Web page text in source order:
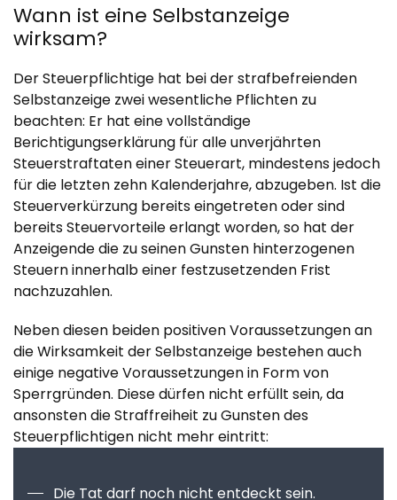
Wann ist eine Selbstanzeige
wirksam?
Der Steuerpflichtige hat bei der strafbefreienden
Selbstanzeige zwei wesentliche Pflichten zu
beachten: Er hat eine vollständige
Berichtigungserklärung für alle unverjährten
Steuerstraftaten einer Steuerart, mindestens jedoch
für die letzten zehn Kalenderjahre, abzugeben. Ist die
Steuerverkürzung bereits eingetreten oder sind
bereits Steuervorteile erlangt worden, so hat der
Anzeigende die zu seinen Gunsten hinterzogenen
Steuern innerhalb einer festzusetzenden Frist
nachzuzahlen.
Neben diesen beiden positiven Voraussetzungen an
die Wirksamkeit der Selbstanzeige bestehen auch
einige negative Voraussetzungen in Form von
Sperrgründen. Diese dürfen nicht erfüllt sein, da
ansonsten die Straffreiheit zu Gunsten des
Steuerpflichtigen nicht mehr eintritt:
Die Tat darf noch nicht entdeckt sein.